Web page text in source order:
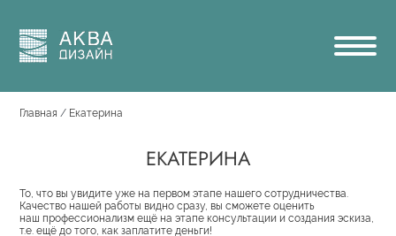
Основная
навигация
основному
содержанию
Строка
Главная Екатерина
ЕКАТЕРИНА
То, что вы увидите уже на первом этапе нашего сотрудничества.
Качество нашей работы видно сразу, вы сможете оценить
наш профессионализм ещё на этапе консультации и создания эскиза,
т.е. ещё до того, как заплатите деньги!